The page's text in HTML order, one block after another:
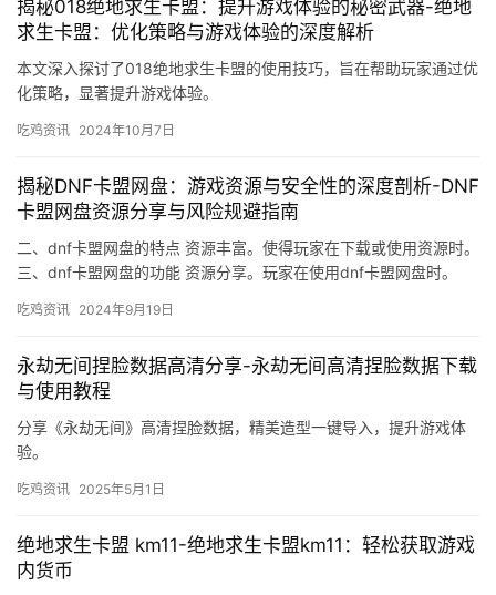
揭秘018绝地求生卡盟：提升游戏体验的秘密武器-绝地
求生卡盟：优化策略与游戏体验的深度解析
本文深入探讨了018绝地求生卡盟的使用技巧，旨在帮助玩家通过优
化策略，显著提升游戏体验。
吃鸡资讯 2024年10月7日
揭秘DNF卡盟网盘：游戏资源与安全性的深度剖析-DNF
卡盟网盘资源分享与风险规避指南
二、dnf卡盟网盘的特点 资源丰富。使得玩家在下载或使用资源时。
三、dnf卡盟网盘的功能 资源分享。玩家在使用dnf卡盟网盘时。
吃鸡资讯 2024年9月19日
永劫无间捏脸数据高清分享-永劫无间高清捏脸数据下载
与使用教程
分享《永劫无间》高清捏脸数据，精美造型一键导入，提升游戏体
验。
吃鸡资讯 2025年5月1日
绝地求生卡盟 km11-绝地求生卡盟km11：轻松获取游戏
内货币